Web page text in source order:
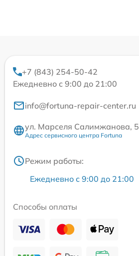
+7 (843) 254-50-42
Ежедневно с 9:00 до 21:00
info@fortuna-repair-center.ru
ул. Марселя Салимжанова, 5
Адрес сервисного центра Fortuna
Режим работы:
Ежедневно с 9:00 до 21:00
Способы оплаты